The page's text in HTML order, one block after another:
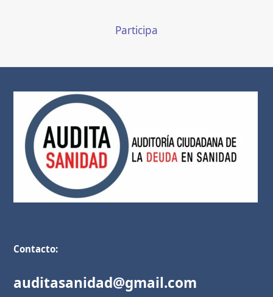
Participa
Contacto:
auditasanidad@gmail.com